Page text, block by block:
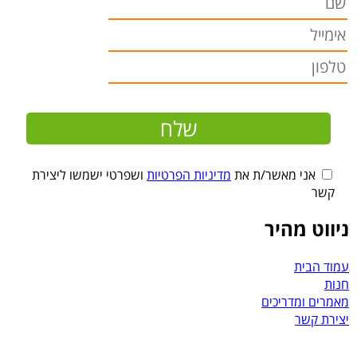
אני מאשר/ת את מדיניות הפרטיות ושפרטי ישמשו ליצירת
קשר
ניווט מהיר
עמוד הבית
חנות
מאמרים ומדריכים
יצירת קשר